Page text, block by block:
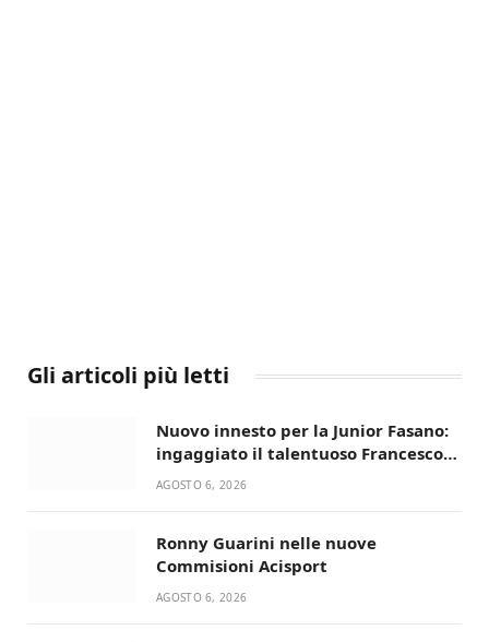
Gli articoli più letti
Nuovo innesto per la Junior Fasano:
ingaggiato il talentuoso Francesco
Lupo Timini
AGOSTO 6, 2026
Ronny Guarini nelle nuove
Commisioni Acisport
AGOSTO 6, 2026